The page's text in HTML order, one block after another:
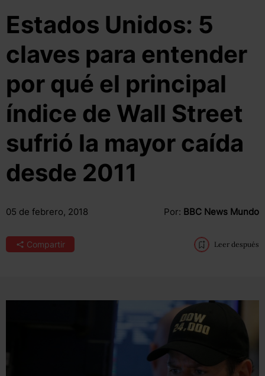
Estados Unidos: 5
claves para entender
por qué el principal
índice de Wall Street
sufrió la mayor caída
desde 2011
05 de febrero, 2018 Por: BBC News Mundo
Compartir Leer después